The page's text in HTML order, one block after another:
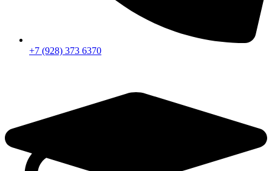
+7 (928) 373 6370